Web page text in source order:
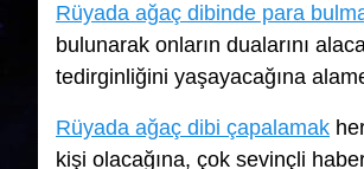
Rüyada ağaç dibinde para
bulunarak onların dualarını
tedirginliğini yaşayacağına
Rüyada ağaç dibi çapalamak
kişi olacağına, çok sevinçli